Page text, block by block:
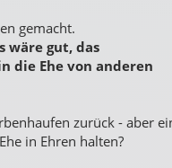
gemacht.
wäre gut, das
die Ehe von anderen
zurück - aber
in Ehren halten?